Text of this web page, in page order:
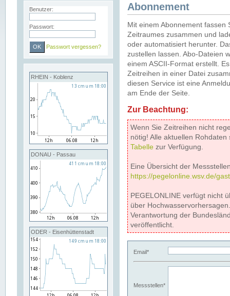
Benutzer:
Passwort:
Passwort vergessen?
RHEIN - Koblenz
DONAU - Passau
ODER - Eisenhüttenstadt
Abonnement
Mit einem Abonnement
Zeitraumes zusammen und
oder automatisiert herunter.
zustellen lassen. Abo-Dateien
einem ASCII-Format erstellt.
Zeitreihen in einer Datei
diesen Service ist eine
am Ende der Seite.
Zur Beachtung:
Wenn Sie Zeitreihen nicht
nötig! Alle aktuellen
Tabelle zur Verfügung.
Eine Übersicht der
https://pegelonline.wsv.de/
PEGELONLINE verfügt nicht
über
Verantwortung der
veröffentlicht.
Email*
Messstellen*